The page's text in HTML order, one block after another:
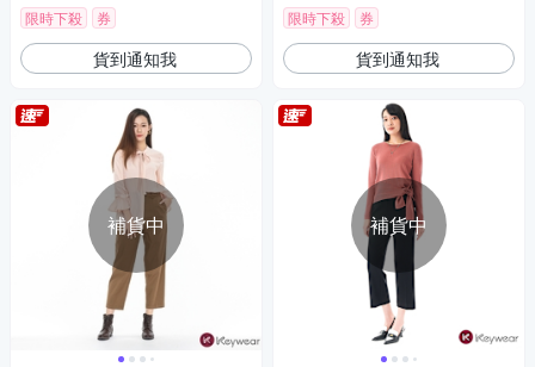
限時下殺 券
貨到通知我
補貨中
限時下殺 券
貨到通知我
補貨中